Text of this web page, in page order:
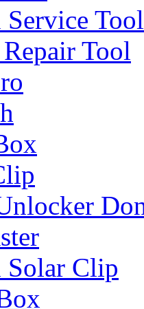
Service
Tool
Solar Clip